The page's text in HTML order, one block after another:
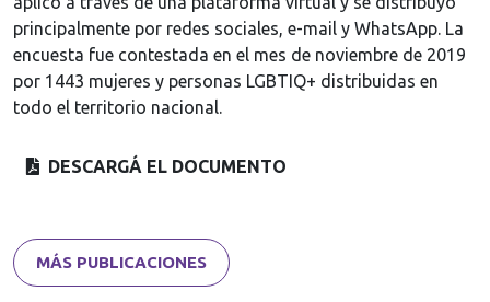
principalmente por redes sociales, e-mail y WhatsApp. La
encuesta fue contestada en el mes de noviembre de 2019
por 1443 mujeres y personas LGBTIQ+ distribuidas en
todo el territorio nacional.
DESCARGÁ EL DOCUMENTO
MÁS PUBLICACIONES